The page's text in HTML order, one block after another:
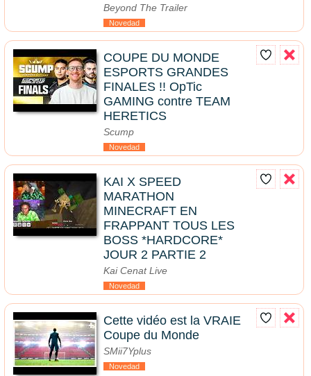
Beyond The Trailer
Novedad
COUPE DU MONDE
ESPORTS GRANDES
FINALES !! OpTic
GAMING contre TEAM
HERETICS
Scump
Novedad
KAI X SPEED
MARATHON
MINECRAFT EN
FRAPPANT TOUS LES
BOSS *HARDCORE*
JOUR 2 PARTIE 2
Kai Cenat Live
Novedad
Cette vidéo est la VRAIE
Coupe du Monde
SMii7Yplus
Novedad